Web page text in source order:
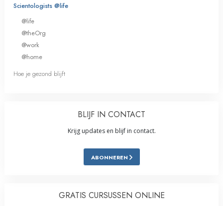
Scientologists @life
@life
@theOrg
@work
@home
Hoe je gezond blijft
BLIJF IN CONTACT
Krijg updates en blijf in contact.
ABONNEREN
GRATIS CURSUSSEN ONLINE